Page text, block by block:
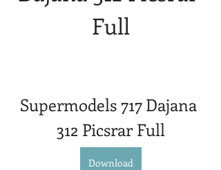
Full
Supermodels 717 Dajana
312 Picsrar Full
Download